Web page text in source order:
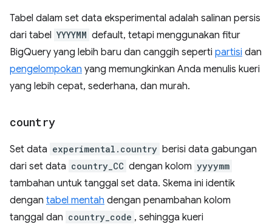
Tabel dalam set data eksperimental adalah salinan persis
dari tabel YYYYMM default, tetapi menggunakan fitur
BigQuery yang lebih baru dan canggih seperti partisi dan
pengelompokan yang memungkinkan Anda menulis kueri
yang lebih cepat, sederhana, dan murah.
country
Set data experimental.country berisi data gabungan
dari set data country_CC dengan kolom yyyymm
tambahan untuk tanggal set data. Skema ini identik
dengan tabel mentah dengan penambahan kolom
tanggal dan country_code , sehingga kueri